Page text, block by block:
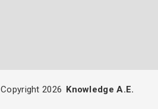
Copyright 2026 Knowledge A.E.